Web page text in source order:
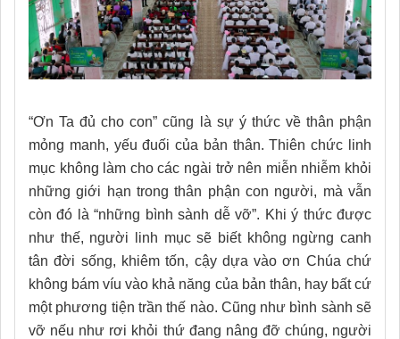
“Ơn Ta đủ cho con” cũng là sự ý thức về thân phận
mỏng manh, yếu đuối của bản thân. Thiên chức linh
mục không làm cho các ngài trở nên miễn nhiễm khỏi
những giới hạn trong thân phận con người, mà vẫn
còn đó là “những bình sành dễ vỡ”. Khi ý thức được
như thế, người linh mục sẽ biết không ngừng canh
tân đời sống, khiêm tốn, cậy dựa vào ơn Chúa chứ
không bám víu vào khả năng của bản thân, hay bất cứ
một phương tiện trần thế nào. Cũng như bình sành sẽ
vỡ nếu như rơi khỏi thứ đang nâng đỡ chúng, người